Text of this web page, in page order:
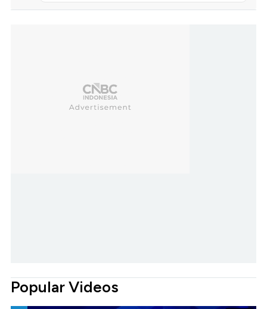
Popular Videos